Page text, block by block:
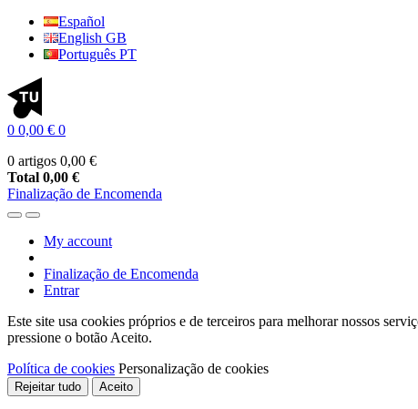
Español
English GB
Português PT
0 0,00 € 0
0 artigos 0,00 €
Total 0,00 €
Finalização de Encomenda
My account
Finalização de Encomenda
Entrar
Este site usa cookies próprios e de terceiros para melhorar nossos
pressione o botão Aceito.
Política de cookies Personalização de cookies
Rejeitar tudo Aceito